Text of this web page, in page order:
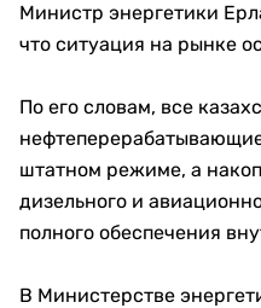
Министр энергетики
что ситуация на рынке
По его словам, все
штатном режиме, а
дизельного и
полного обеспечения
В Министерстве